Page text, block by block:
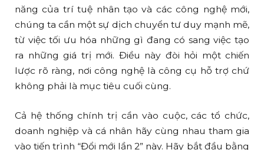
năng của trí tuệ nhân tạo và các công nghệ mới,
chúng ta cần một sự dịch chuyển tư duy mạnh mẽ,
từ việc tối ưu hóa những gì đang có sang việc tạo
ra những giá trị mới. Điều này đòi hỏi một chiến
lược rõ ràng, nơi công nghệ là công cụ hỗ trợ chứ
không phải là mục tiêu cuối cùng.
Cả hệ thống chính trị cần vào cuộc, các tổ chức,
doanh nghiệp và cá nhân hãy cùng nhau tham gia
vào tiến trình “Đổi mới lần 2” này. Hãy bắt đầu bằng